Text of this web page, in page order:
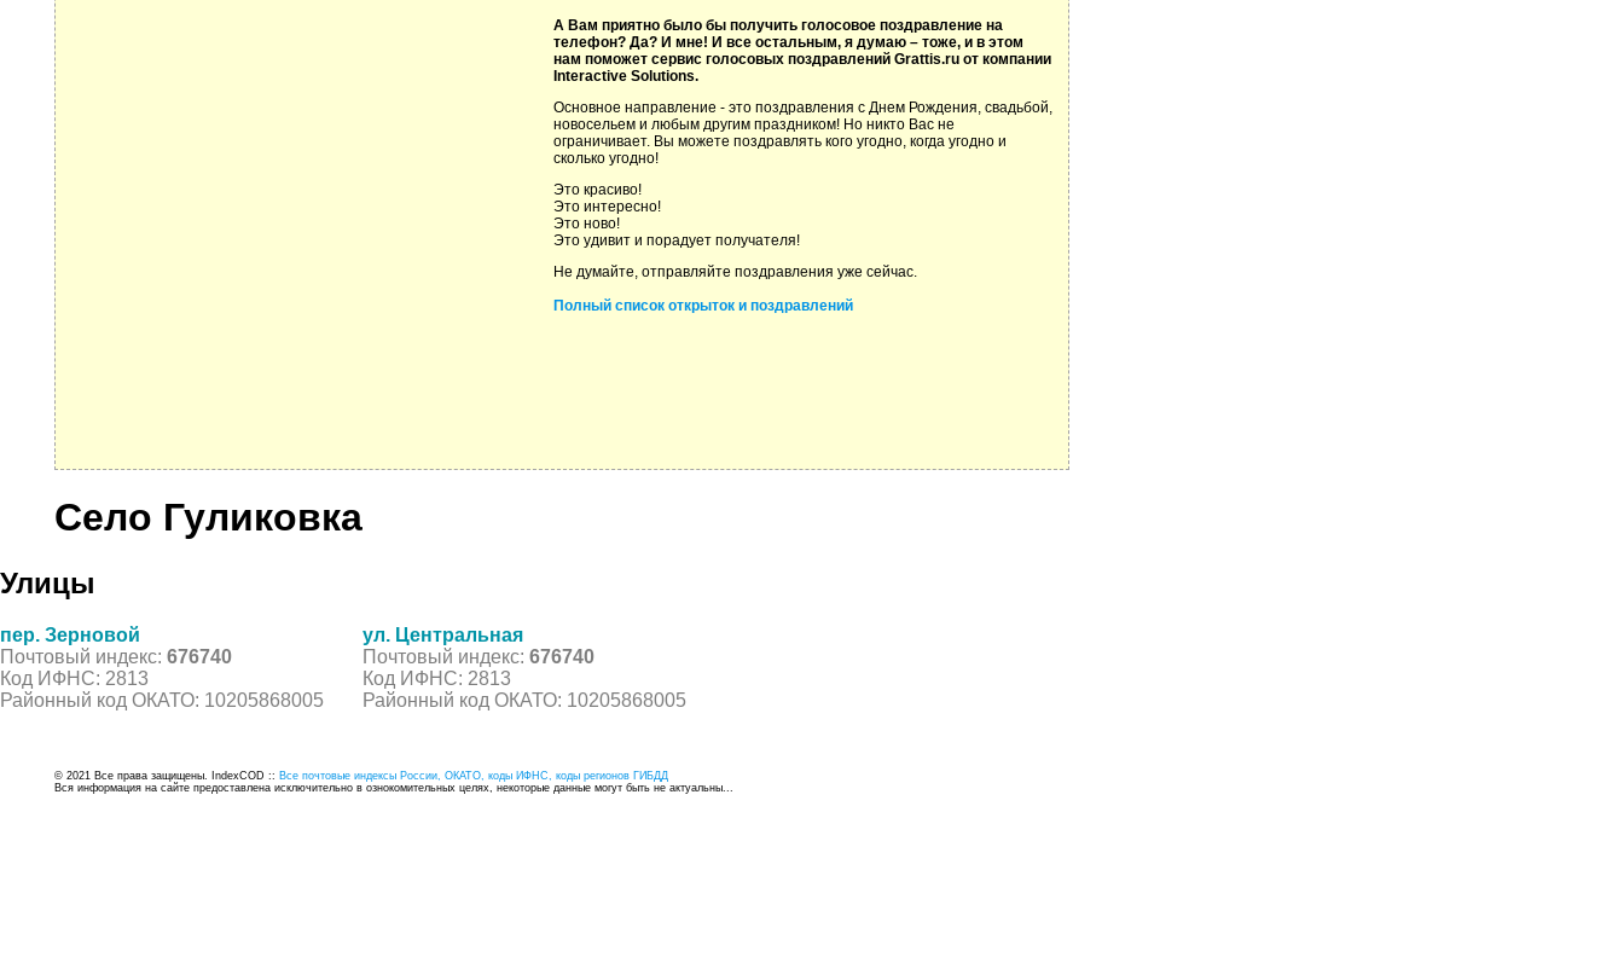
А Вам приятно было бы получить голосовое поздравление на
телефон? Да? И мне! И все остальным, я думаю – тоже, и в этом
нам поможет сервис голосовых поздравлений Grattis.ru от компании
Interactive Solutions.
Основное направление - это поздравления с Днем Рождения, свадьбой,
новосельем и любым другим праздником! Но никто Вас не
ограничивает. Вы можете поздравлять кого угодно, когда угодно и
сколько угодно!
Это красиво!
Это интересно!
Это ново!
Это удивит и порадует получателя!
Не думайте, отправляйте поздравления уже сейчас.
Полный список открыток и поздравлений
Село Гуликовка
Улицы
пер. Зерновой
Почтовый индекс: 676740
Код ИФНС: 2813
Районный код ОКАТО: 10205868005
ул. Центральная
Почтовый индекс: 676740
Код ИФНС: 2813
Районный код ОКАТО: 10205868005
© 2021 Все права защищены. IndexCOD :: Все почтовые индексы России, ОКАТО, коды ИФНС, коды регионов ГИБДД
Вся информация на сайте предоставлена исключительно в ознокомительных целях, некоторые данные могут быть не актуальны...